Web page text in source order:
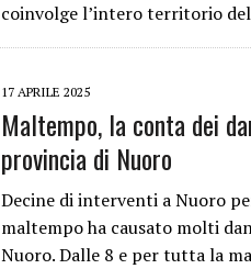
coinvolge l’intero territorio
17 APRILE 2025
Maltempo, la conta dei
provincia di Nuoro
Decine di interventi a Nuoro
maltempo ha causato molti
Nuoro. Dalle 8 e per tutta la